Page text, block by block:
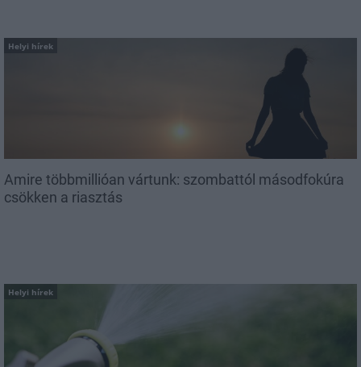
Helyi hírek
Amire többmillióan vártunk: szombattól másodfokúra
csökken a riasztás
Helyi hírek